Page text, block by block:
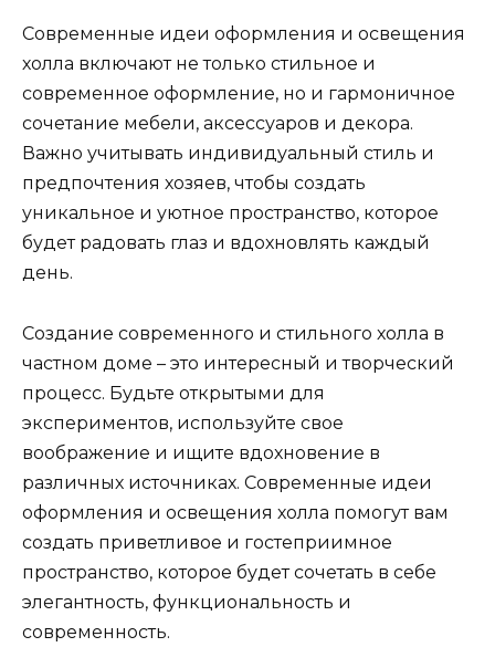
Современные идеи оформления и освещения
холла включают не только стильное и
современное оформление, но и гармоничное
сочетание мебели, аксессуаров и декора.
Важно учитывать индивидуальный стиль и
предпочтения хозяев, чтобы создать
уникальное и уютное пространство, которое
будет радовать глаз и вдохновлять каждый
день.
Создание современного и стильного холла в
частном доме – это интересный и творческий
процесс. Будьте открытыми для
экспериментов, используйте свое
воображение и ищите вдохновение в
различных источниках. Современные идеи
оформления и освещения холла помогут вам
создать приветливое и гостеприимное
пространство, которое будет сочетать в себе
элегантность, функциональность и
современность.